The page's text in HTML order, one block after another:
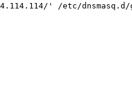
' /etc/